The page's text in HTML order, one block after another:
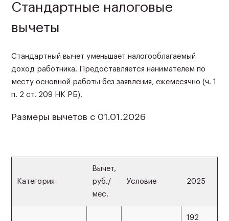
Стандартные налоговые
вычеты
Стандартный вычет уменьшает налогооблагаемый
доход работника. Предоставляется нанимателем по
месту основной работы без заявления, ежемесячно (ч. 1
п. 2 ст. 209 НК РБ).
Размеры вычетов с 01.01.2026
Категория
Вычет,
руб./
мес.
Условие 2025
192